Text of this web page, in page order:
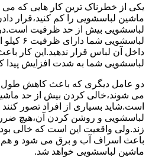
یکی از خطرناک ترین کار هایی که می
ماشین لباسشویی را کم کنید،قرار
لباسشویی بیش از حد ظرفیت
داخل آن لباس قرار ندهید.این کار
لباسشویی شما به شدت افزایش پیدا
دو عامل دیگری که باعث کاهش
می شوند،خالی کردن بیش از حد
است.شاید بسیاری از افراد تصور
لباسشویی و روشن کردن آن،هیچ
زند.ولی واقعیت این است که خالی
باعث اسراف آب و برق می شود و
ماشین لباسشویی خواهد شد.